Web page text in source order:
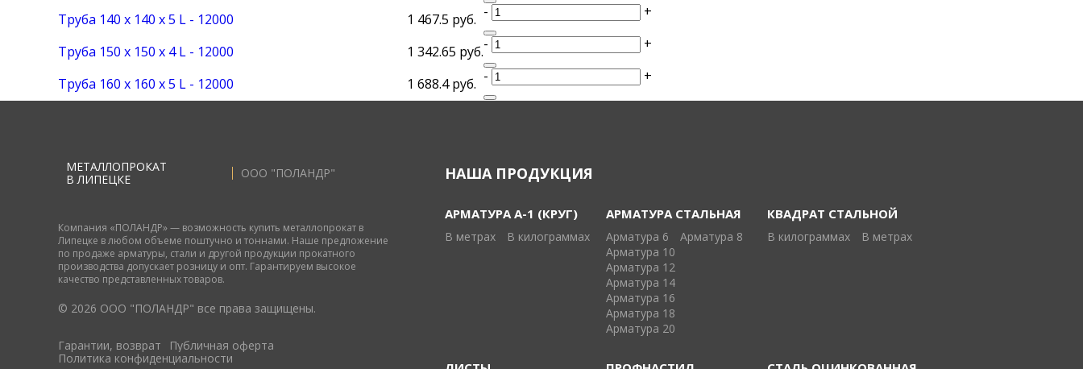
Труба 140 х 140 х 5 L - 12000 1 467.5 руб. - +
Труба 150 х 150 х 4 L - 12000 1 342.65 руб.- +
Труба 160 х 160 х 5 L - 12000 1 688.4 руб. - +
МЕТАЛЛОПРОКАТ
В ЛИПЕЦКЕ
ООО "ПОЛАНДР"
Компания «ПОЛАНДР» — возможность купить металлопрокат в
Липецке в любом объеме поштучно и тоннами. Наше предложение
по продаже арматуры, стали и другой продукции прокатного
производства допускает розницу и опт. Гарантируем высокое
качество представленных товаров.
© 2026 ООО "ПОЛАНДР" все права защищены.
Гарантии, возврат
Публичная оферта
Политика конфиденциальности
НАША ПРОДУКЦИЯ
АРМАТУРА А-1 (КРУГ)
В метрах В килограммах
АРМАТУРА СТАЛЬНАЯ
Арматура 6
Арматура 8
Арматура 10
Арматура 12
Арматура 14
Арматура 16
Арматура 18
Арматура 20
КВАДРАТ СТАЛЬНОЙ
В килограммах В метрах